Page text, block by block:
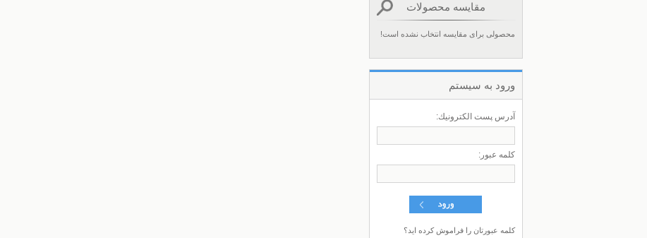
مقایسه محصولات
محصولی برای مقایسه انتخاب نشده است!
ورود به سيستم
آدرس پست الكترونيك:
كلمه عبور:
کلمه عبورتان را فراموش کرده اید؟